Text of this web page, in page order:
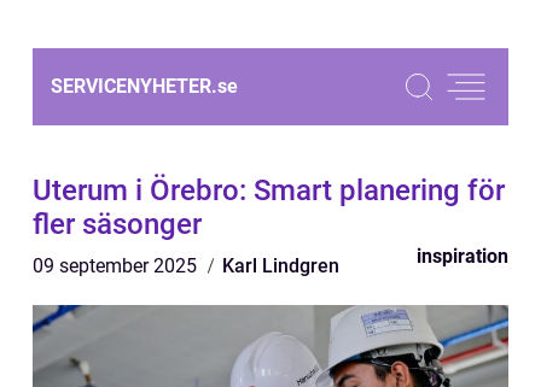
SERVICENYHETER.se
Uterum i Örebro: Smart planering för
fler säsonger
09 september 2025 Karl Lindgren inspiration